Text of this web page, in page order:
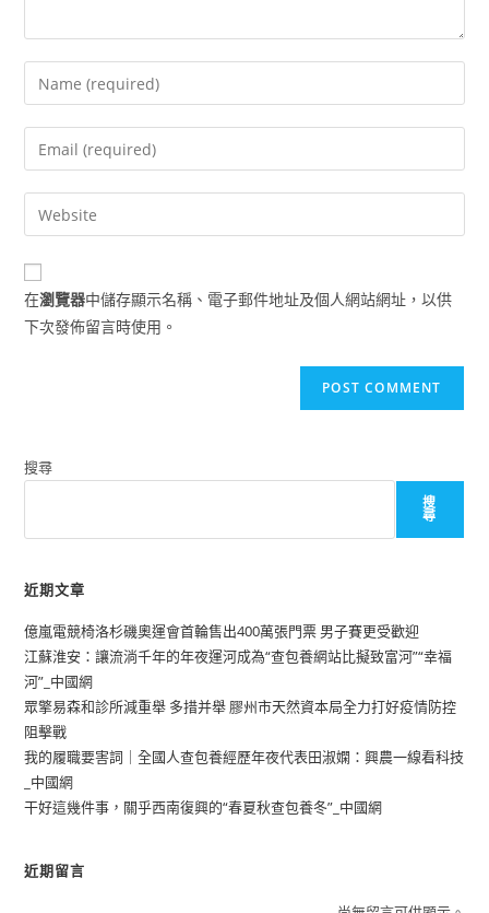
Enter
your
name
comment
Enter
your
email
address
comment
Enter
your
website
URL
(optional)
在瀏覽器中儲存顯示名稱、電子郵件地址及個人網站網址，以供
下次發佈留言時使用。
搜尋
搜
尋
近期文章
億嵐電競椅洛杉磯奧運會首輪售出400萬張門票 男子賽更受歡迎
江蘇淮安：讓流淌千年的年夜運河成為“查包養網站比擬致富河”“幸福
河”_中國網
眾擎易森和診所減重舉 多措并舉 膠州市天然資本局全力打好疫情防控
阻擊戰
我的履職要害詞｜全國人查包養經歷年夜代表田淑嫻：興農一線看科技
_中國網
干好這幾件事，關乎西南復興的“春夏秋查包養冬”_中國網
近期留言